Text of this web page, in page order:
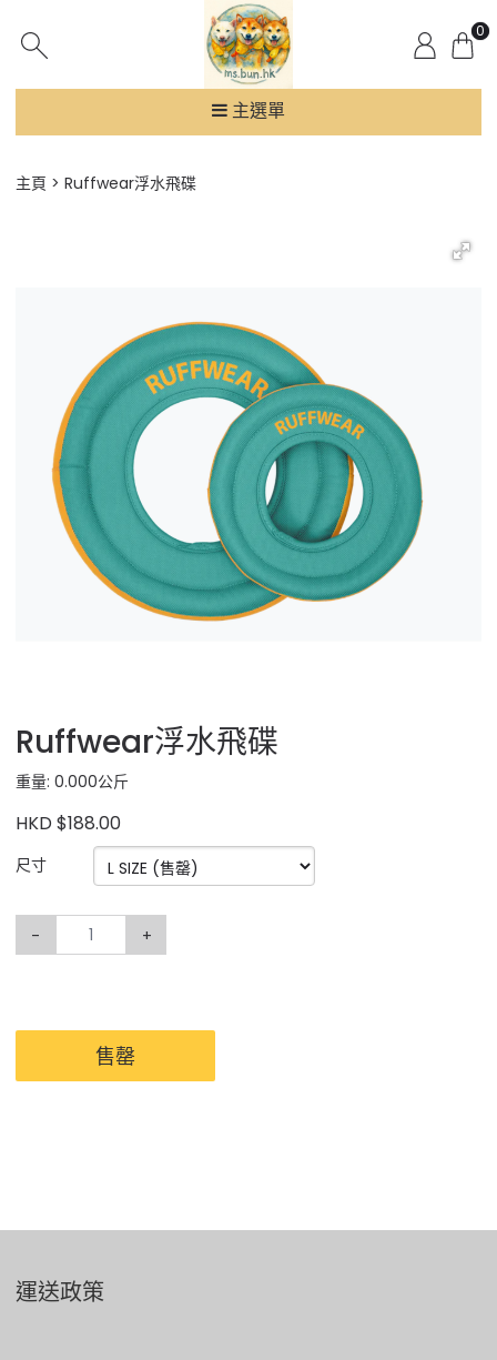
0
主選單
主頁 Ruffwear浮水飛碟
Ruffwear浮水飛碟
重量: 0.000公斤
HKD $188.00
尺寸
- +
售罄
運送政策